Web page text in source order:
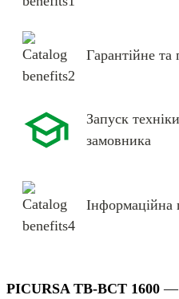
Гарантійне та
Запуск
замовника
Інформаційна
PICURSA ТB-BCT 1600 —